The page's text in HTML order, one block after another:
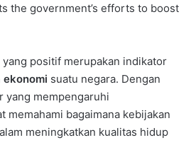
the government’s efforts to boost
yang positif merupakan indikator
ekonomi suatu negara. Dengan
yang mempengaruhi
memahami bagaimana kebijakan
meningkatkan kualitas hidup